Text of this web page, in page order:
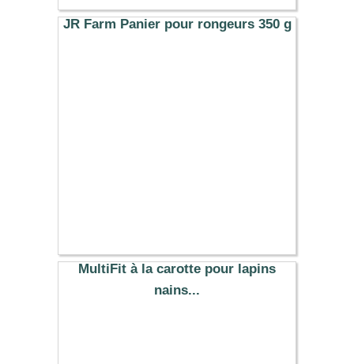
41.89 €
JR Farm Panier pour rongeurs 350 g
MultiFit à la carotte pour lapins
nains...